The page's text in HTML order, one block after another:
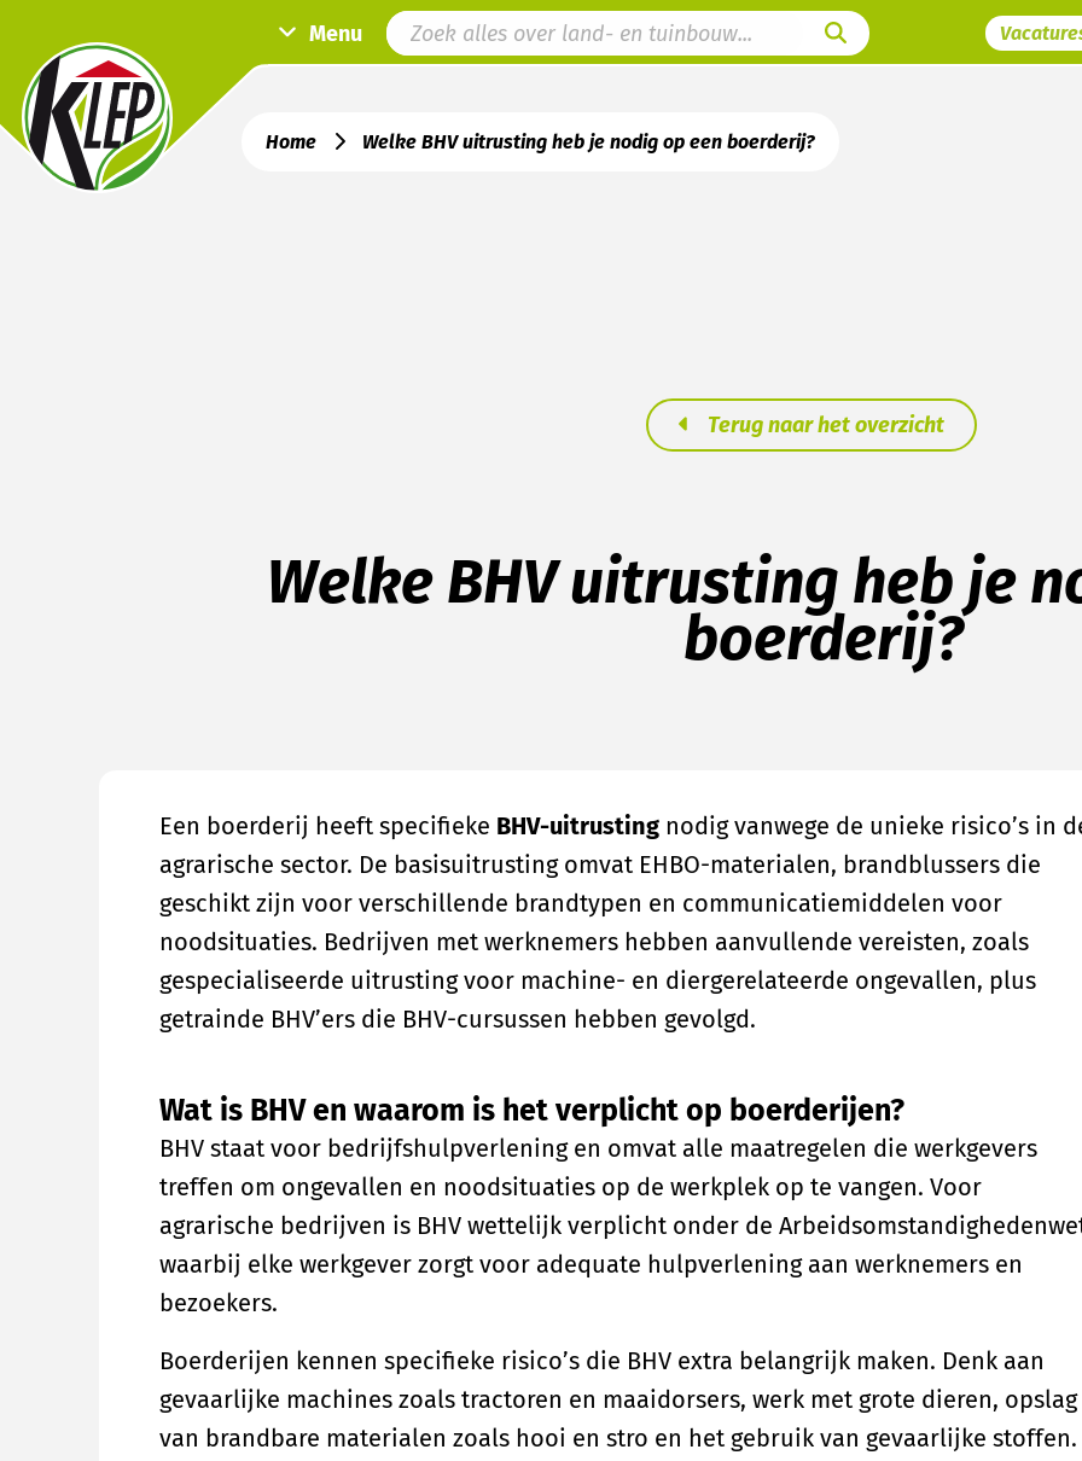
Menu
Home Welke BHV uitrusting heb je nodig op een boerderij?
Terug naar het overzicht
Welke BHV uitrusting heb je
boerderij?
Een boerderij heeft specifieke BHV-uitrusting nodig vanwege de unieke risico’s in
agrarische sector. De basisuitrusting omvat EHBO-materialen, brandblussers die
geschikt zijn voor verschillende brandtypen en communicatiemiddelen voor
noodsituaties. Bedrijven met werknemers hebben aanvullende vereisten, zoals
gespecialiseerde uitrusting voor machine- en diergerelateerde ongevallen, plus
getrainde BHV’ers die BHV-cursussen hebben gevolgd.
Wat is BHV en waarom is het verplicht op boerderijen?
BHV staat voor bedrijfshulpverlening en omvat alle maatregelen die werkgevers
treffen om ongevallen en noodsituaties op de werkplek op te vangen. Voor
agrarische bedrijven is BHV wettelijk verplicht onder de
waarbij elke werkgever zorgt voor adequate hulpverlening aan werknemers en
bezoekers.
Boerderijen kennen specifieke risico’s die BHV extra belangrijk maken. Denk aan
gevaarlijke machines zoals tractoren en maaidorsers, werk met grote dieren, opslag
van brandbare materialen zoals hooi en stro en het gebruik van gevaarlijke stoffen.